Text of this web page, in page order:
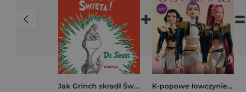
Jak Grinch skradł Święta
+
K-popowe łowczynie demonów. Mój golden journal. Oficjalny dziennik
=